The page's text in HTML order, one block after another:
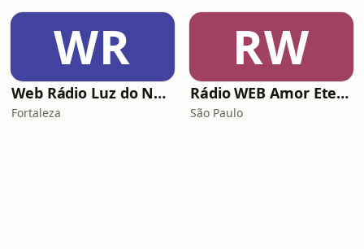
WR
Web Rádio Luz do Nordeste
Fortaleza
RW
Rádio WEB Amor Eterno
São Paulo